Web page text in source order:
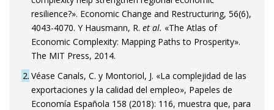
resilience?». Economic Change and Restructuring, 56(6),
4043-4070. Y Hausmann, R. et al. «The Atlas of
Economic Complexity: Mapping Paths to Prosperity».
The MIT Press, 2014.
2 Véase Canals, C. y Montoriol, J. «La complejidad de las
exportaciones y la calidad del empleo», Papeles de
Economía Española 158 (2018): 116, muestra que, para